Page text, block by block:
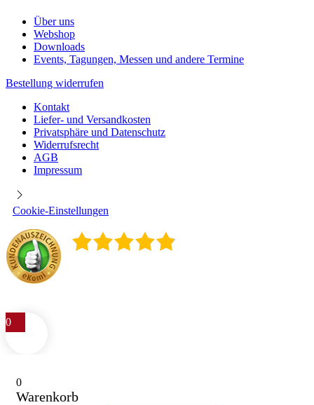
Über uns
Webshop
Downloads
Events, Tagungen, Messen und andere Termine
Bestellung widerrufen
Kontakt
Liefer- und Versandkosten
Privatsphäre und Datenschutz
Widerrufsrecht
AGB
Impressum
Cookie-Einstellungen
0
0
Warenkorb